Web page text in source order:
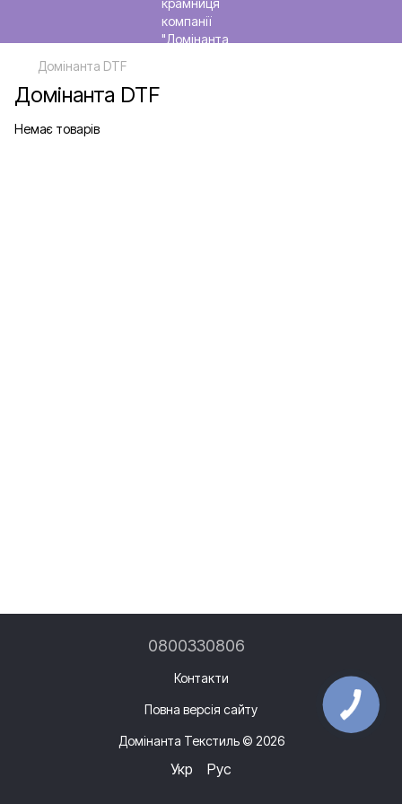
Домінанта DTF
Домінанта DTF
Немає товарів
0800330806
Контакти
Повна версія сайту
Домінанта Текстиль © 2026
Укр Рус